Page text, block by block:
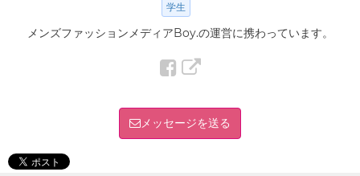
学生
メンズファッションメディアBoy.の運営に携わっています。
メッセージを送る